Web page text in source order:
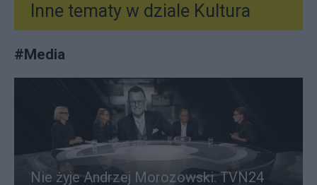
Inne tematy w dziale Kultura
#Media
Nie żyje Andrzej Morozowski. TVN24